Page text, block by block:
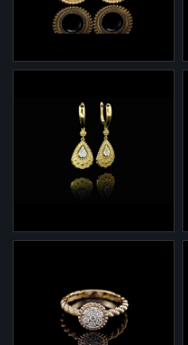
Серьги 2-850 из желтого
золота с ониксом и
бриллиантами
Серьги 2-849 из желтого
золота с бриллиантами